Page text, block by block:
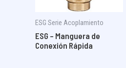
ESG Serie Acoplamiento
ESG – Manguera de
Conexión Rápida